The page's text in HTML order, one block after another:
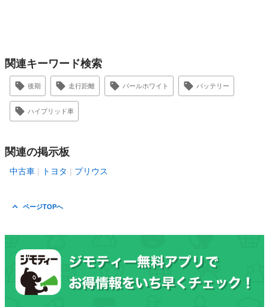
関連キーワード検索
後期 走行距離 パールホワイト バッテリー
ハイブリッド車
関連の掲示板
中古車 トヨタ プリウス
ページTOPへ